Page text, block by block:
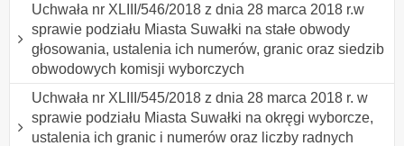
Uchwała nr XLIII/546/2018 z dnia 28 marca 2018 r.w
sprawie podziału Miasta Suwałki na stałe obwody
głosowania, ustalenia ich numerów, granic oraz siedzib
obwodowych komisji wyborczych
Uchwała nr XLIII/545/2018 z dnia 28 marca 2018 r. w
sprawie podziału Miasta Suwałki na okręgi wyborcze,
ustalenia ich granic i numerów oraz liczby radnych